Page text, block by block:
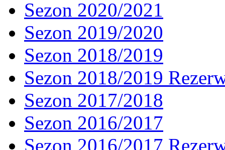
Sezon 2020/2021
Sezon 2019/2020
Sezon 2018/2019
Sezon 2018/2019
Sezon 2017/2018
Sezon 2016/2017
Sezon 2016/2017